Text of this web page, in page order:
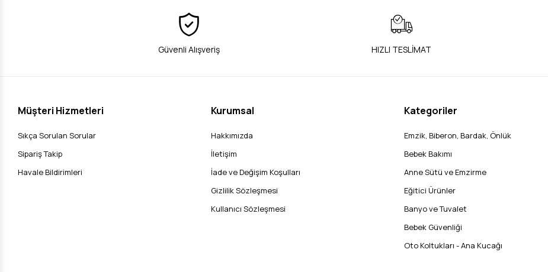
Güvenli Alışveriş HIZLI TESLİMAT
Müşteri Hizmetleri
Sıkça Sorulan Sorular
Sipariş Takip
Havale Bildirimleri
Kurumsal
Hakkımızda
İletişim
İade ve Değişim Koşulları
Gizlilik Sözleşmesi
Kullanıcı Sözleşmesi
Kategoriler
Emzik, Biberon, Bardak, Önlük
Bebek Bakımı
Anne Sütü ve Emzirme
Eğitici Ürünler
Banyo ve Tuvalet
Bebek Güvenliği
Oto Koltukları - Ana Kucağı